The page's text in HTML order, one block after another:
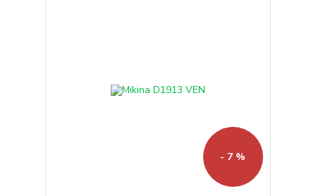
- 7 %